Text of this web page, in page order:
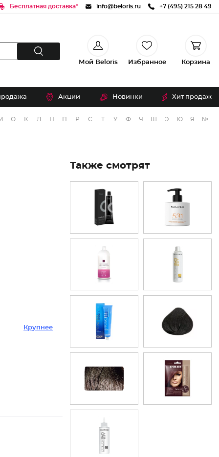
Бесплатная доставка* info@beloris.ru +7 (495) 215 28 49
Мой Beloris Избранное Корзина
Акции Новинки Хит продаж
О К Л Н П Р С Т У Ф Ч Э Ю Я №
Крупнее
Также смотрят